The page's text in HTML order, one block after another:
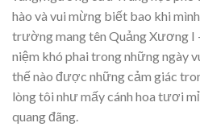
hào và vui mừng biết bao khi
trường mang tên Quảng Xương I
niệm khó phai trong những ngày
thế nào được những cảm giác
lòng tôi như mấy cánh hoa tươi
quang đãng.